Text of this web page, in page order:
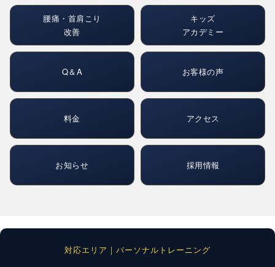
腰痛・首肩こり
改善
キッズ
アカデミー
Q＆A お客様の声
料金 アクセス
お知らせ 採用情報
対応エリア｜パーソナルトレーニング